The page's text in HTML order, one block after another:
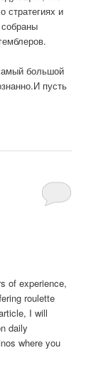
стратегиях и
большой
пусть
of experience,
roulette
I will
daily
where you